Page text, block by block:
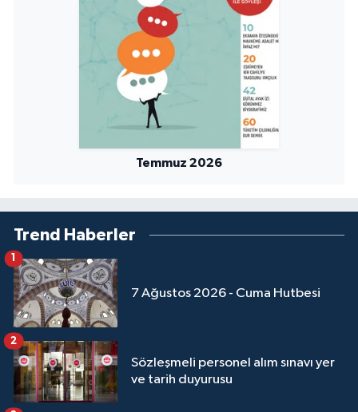
Temmuz 2026
Trend Haberler
7 Ağustos 2026 - Cuma Hutbesi
1
Sözleşmeli personel alım sınavı yer
ve tarih duyurusu
2